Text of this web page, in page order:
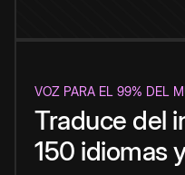
VOZ PARA EL 99% DEL
Traduce del
150 idiomas